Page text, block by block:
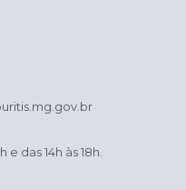
e das 14h às 18h.